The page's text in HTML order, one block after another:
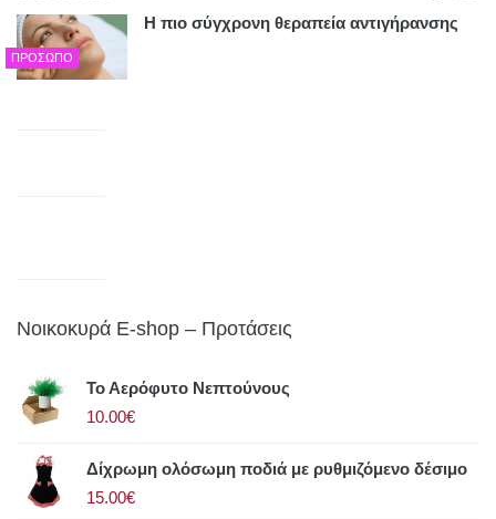
ΠΡΌΣΩΠΟ
Η πιο σύγχρονη θεραπεία αντιγήρανσης
Νοικοκυρά E-shop – Προτάσεις
Το Αερόφυτο Νεπτούνους
10.00€
Δίχρωμη ολόσωμη ποδιά με ρυθμιζόμενο δέσιμο
15.00€